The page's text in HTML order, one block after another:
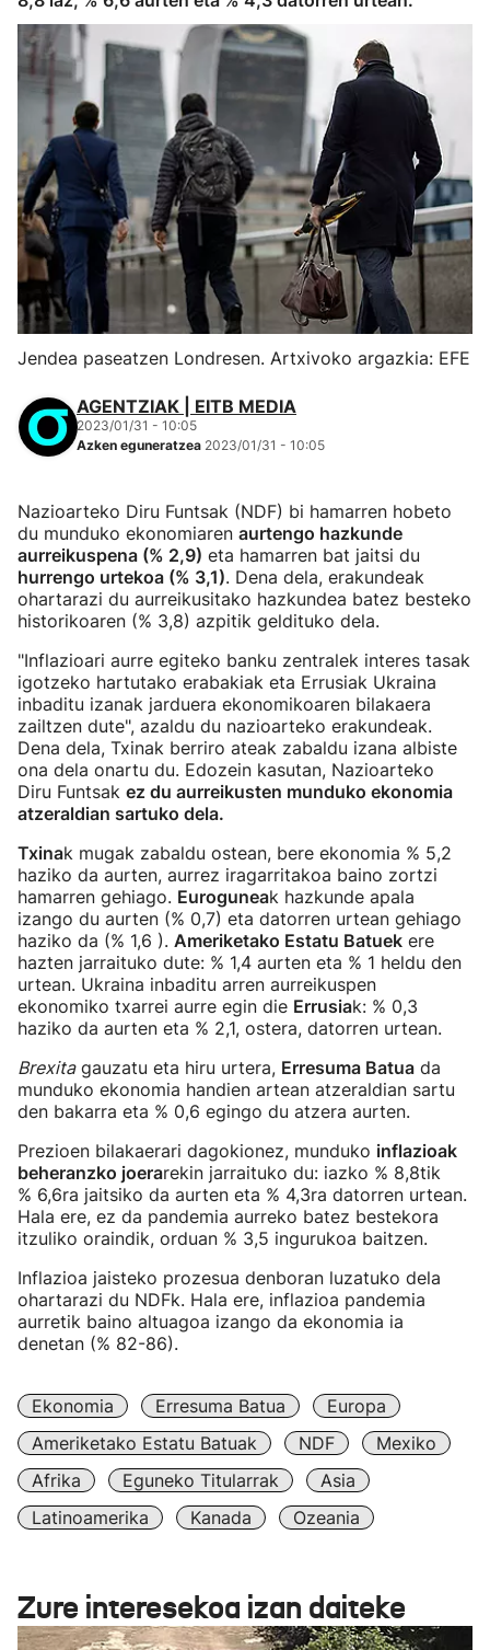
Jendea paseatzen Londresen. Artxivoko argazkia: EFE
AGENTZIAK | EITB MEDIA
2023/01/31 - 10:05
Azken eguneratzea 2023/01/31 - 10:05
Nazioarteko Diru Funtsak (NDF) bi hamarren hobeto
du munduko ekonomiaren aurtengo hazkunde
aurreikuspena (% 2,9) eta hamarren bat jaitsi du
hurrengo urtekoa (% 3,1). Dena dela, erakundeak
ohartarazi du aurreikusitako hazkundea batez besteko
historikoaren (% 3,8) azpitik geldituko dela.
"Inflazioari aurre egiteko banku zentralek interes tasak
igotzeko hartutako erabakiak eta Errusiak Ukraina
inbaditu izanak jarduera ekonomikoaren bilakaera
zailtzen dute", azaldu du nazioarteko erakundeak.
Dena dela, Txinak berriro ateak zabaldu izana albiste
ona dela onartu du. Edozein kasutan, Nazioarteko
Diru Funtsak ez du aurreikusten munduko ekonomia
atzeraldian sartuko dela.
Txinak mugak zabaldu ostean, bere ekonomia % 5,2
haziko da aurten, aurrez iragarritakoa baino zortzi
hamarren gehiago. Euroguneak hazkunde apala
izango du aurten (% 0,7) eta datorren urtean gehiago
haziko da (% 1,6 ). Ameriketako Estatu Batuek ere
hazten jarraituko dute: % 1,4 aurten eta % 1 heldu den
urtean. Ukraina inbaditu arren aurreikuspen
ekonomiko txarrei aurre egin die Errusiak: % 0,3
haziko da aurten eta % 2,1, ostera, datorren urtean.
Brexitagauzatu eta hiru urtera, Erresuma Batua da
munduko ekonomia handien artean atzeraldian sartu
den bakarra eta % 0,6 egingo du atzera aurten.
Prezioen bilakaerari dagokionez, munduko inflazioak
beheranzko joerarekin jarraituko du: iazko % 8,8tik
% 6,6ra jaitsiko da aurten eta % 4,3ra datorren urtean.
Hala ere, ez da pandemia aurreko batez bestekora
itzuliko oraindik, orduan % 3,5 ingurukoa baitzen.
Inflazioa jaisteko prozesua denboran luzatuko dela
ohartarazi du NDFk. Hala ere, inflazioa pandemia
aurretik baino altuagoa izango da ekonomia ia
denetan (% 82-86).
Ekonomia Erresuma Batua
Europa
Ameriketako Estatu Batuak
NDF
Mexiko
Afrika
Eguneko Titularrak
Asia
Latinoamerika
Kanada Ozeania
Zure interesekoa izan daiteke